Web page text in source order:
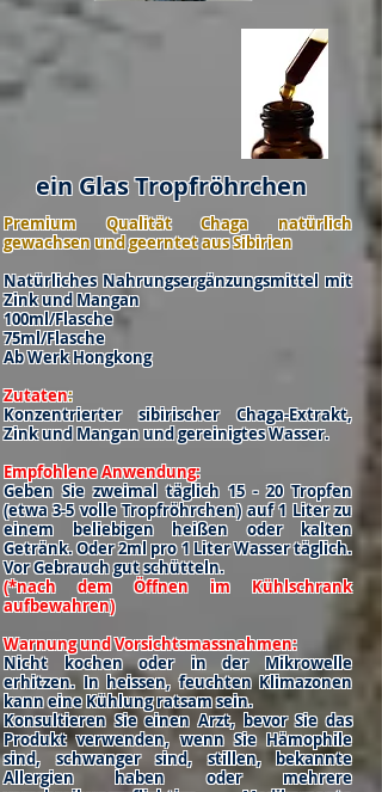
ein Glas Tropfröhrchen
Premium Qualität Chaga natürlich
gewachsen und geerntet aus Sibirien
Natürliches Nahrungsergänzungsmittel mit
Zink und Mangan
100ml/Flasche
75ml/Flasche
Ab Werk Hongkong
Zutaten:
Konzentrierter sibirischer Chaga-Extrakt,
Zink und Mangan und gereinigtes Wasser.
Empfohlene Anwendung:
Geben Sie zweimal täglich 15 - 20 Tropfen
(etwa 3-5 volle Tropfröhrchen) auf 1 Liter zu
einem beliebigen heißen oder kalten
Getränk. Oder 2ml pro 1 Liter Wasser täglich.
Vor Gebrauch gut schütteln.
(*nach dem Öffnen im Kühlschrank
aufbewahren)
Warnung und Vorsichtsmassnahmen:
Nicht kochen oder in der Mikrowelle
erhitzen. In heissen, feuchten Klimazonen
kann eine Kühlung ratsam sein.
Konsultieren Sie einen Arzt, bevor Sie das
Produkt verwenden, wenn Sie Hämophile
sind, schwanger sind, stillen, bekannte
Allergien haben oder mehrere